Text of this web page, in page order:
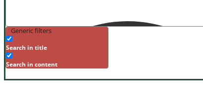
Generic filters
Search in title
Search in content